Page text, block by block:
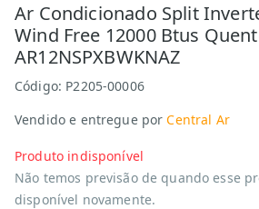
Ar Condicionado Split
Wind Free 12000 Btus
AR12NSPXBWKNAZ
Código: P2205-00006
Vendido e entregue por Central Ar
Produto indisponível
Não temos previsão de quando esse
disponível novamente.